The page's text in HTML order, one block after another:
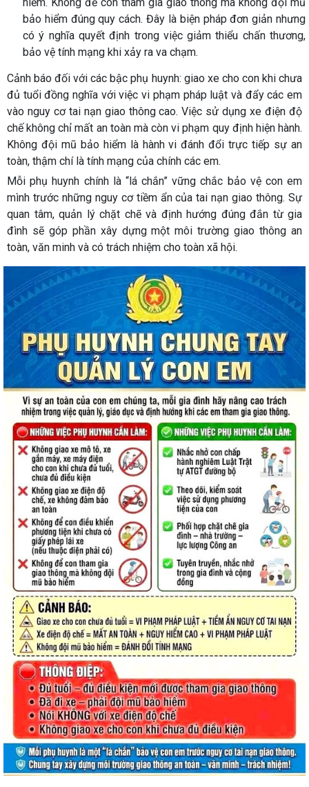
bảo hiểm đúng quy cách. Đây là biện pháp đơn giản nhưng
có ý nghĩa quyết định trong việc giảm thiểu chấn thương,
bảo vệ tính mạng khi xảy ra va chạm.
Cảnh báo đối với các bậc phụ huynh: giao xe cho con khi chưa
đủ tuổi đồng nghĩa với việc vi phạm pháp luật và đẩy các em
vào nguy cơ tai nạn giao thông cao. Việc sử dụng xe điện độ
chế không chỉ mất an toàn mà còn vi phạm quy định hiện hành.
Không đội mũ bảo hiểm là hành vi đánh đổi trực tiếp sự an
toàn, thậm chí là tính mạng của chính các em.
Mỗi phụ huynh chính là “lá chắn” vững chắc bảo vệ con em
mình trước những nguy cơ tiềm ẩn của tai nạn giao thông. Sự
quan tâm, quản lý chặt chẽ và định hướng đúng đắn từ gia
đình sẽ góp phần xây dựng một môi trường giao thông an
toàn, văn minh và có trách nhiệm cho toàn xã hội.